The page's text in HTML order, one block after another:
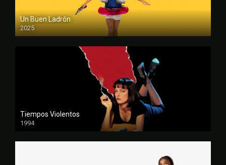
Un Buen Ladrón
2025
FULL HD
Tiempos Violentos
1994
FULL HD